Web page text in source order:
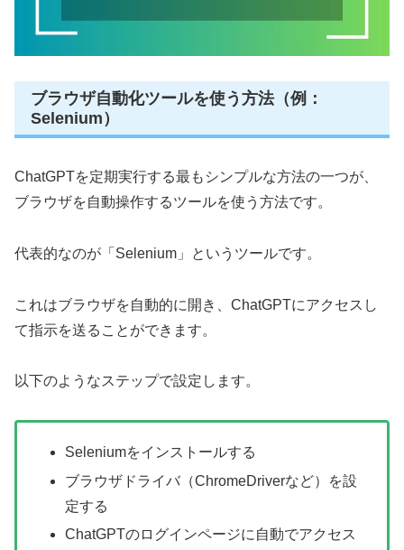
ブラウザ自動化ツールを使う方法（例：
Selenium）
ChatGPTを定期実行する最もシンプルな方法の一つが、
ブラウザを自動操作するツールを使う方法です。
代表的なのが「Selenium」というツールです。
これはブラウザを自動的に開き、ChatGPTにアクセスし
て指示を送ることができます。
以下のようなステップで設定します。
Seleniumをインストールする
ブラウザドライバ（ChromeDriverなど）を設
定する
ChatGPTのログインページに自動でアクセス